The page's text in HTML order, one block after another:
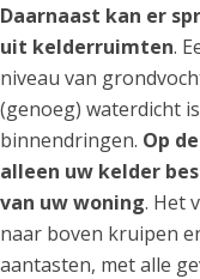
Daarnaast kan er
uit kelderruimten.
niveau van
(genoeg) waterdicht
binnendringen. Op
alleen uw kelder
van uw woning. Het
naar boven kruipen
aantasten, met alle